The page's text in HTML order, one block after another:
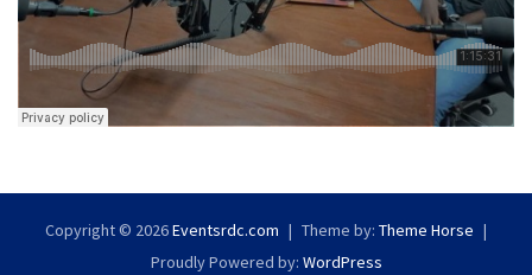
Copyright © 2026Eventsrdc.com Theme by: Theme Horse
Proudly Powered by: WordPress